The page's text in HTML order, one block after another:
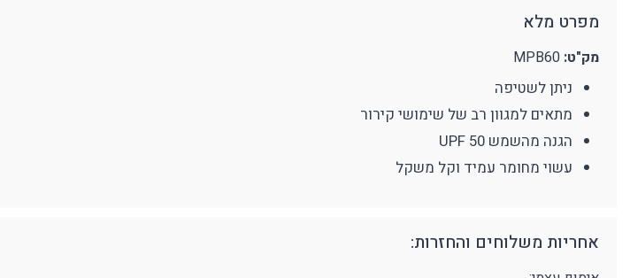
מצלמת גוף מקצועית
ארגונומיה מוצרים כללי
מפרט מלא
מק"ט: MPB60
ניתן לשטיפה
מתאים למגוון רב של שימושי קירור
הגנה מהשמש UPF 50
עשוי מחומר עמיד וקל משקל
אחריות משלוחים והחזרות: